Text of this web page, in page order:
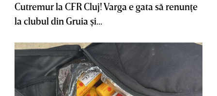
Cutremur la CFR Cluj! Varga e gata să renunţe
la clubul din Gruia şi...